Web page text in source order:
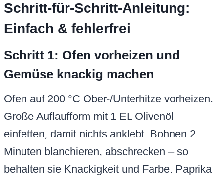
Schritt-für-Schritt-Anleitung:
Einfach & fehlerfrei
Schritt 1: Ofen vorheizen und
Gemüse knackig machen
Ofen auf 200 °C Ober-/Unterhitze vorheizen.
Große Auflaufform mit 1 EL Olivenöl
einfetten, damit nichts anklebt. Bohnen 2
Minuten blanchieren, abschrecken – so
behalten sie Knackigkeit und Farbe. Paprika